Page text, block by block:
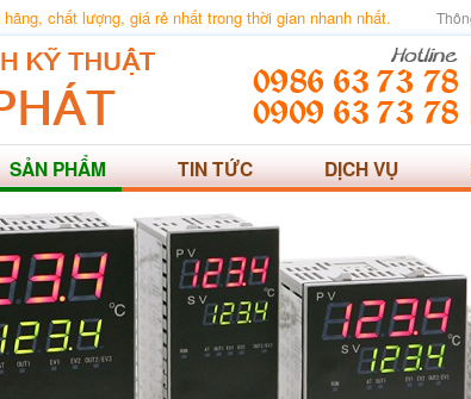
chất lượng, giá rẻ nhất trong thời gian nhanh nhất.
SẢN PHẨM TIN TỨC DỊCH VỤ